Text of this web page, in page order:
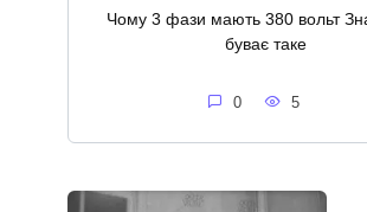
Чому 3 фази мають 380 вольт
буває таке
0 5